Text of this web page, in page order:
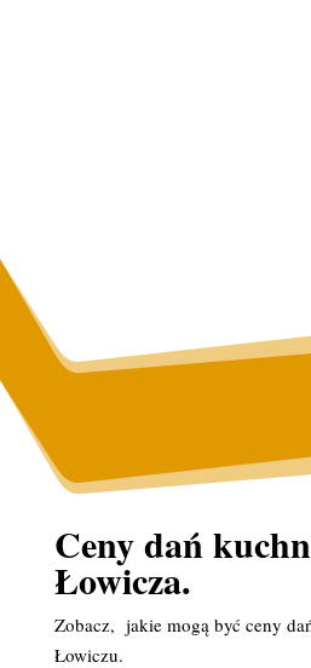
Ceny dań
Łowicza.
Zobacz, jakie mogą być ceny
Łowiczu.